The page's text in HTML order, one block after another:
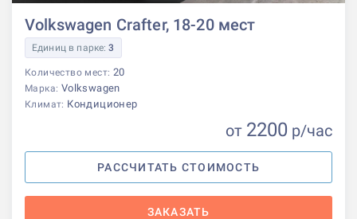
Volkswagen Crafter, 18-20 мест
Единиц в парке:3
Количество мест: 20
Марка: Volkswagen
Климат: Кондиционер
от 2200 р/час
РАССЧИТАТЬ СТОИМОСТЬ
ЗАКАЗАТЬ